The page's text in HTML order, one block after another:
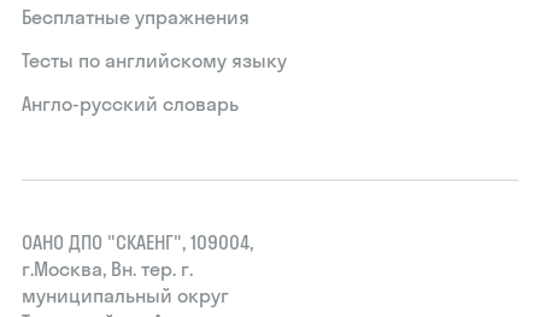
Бесплатные упражнения
Тесты по английскому языку
Англо-русский словарь
ОАНО ДПО "СКАЕНГ", 109004,
г.Москва, Вн. тер. г.
муниципальный округ